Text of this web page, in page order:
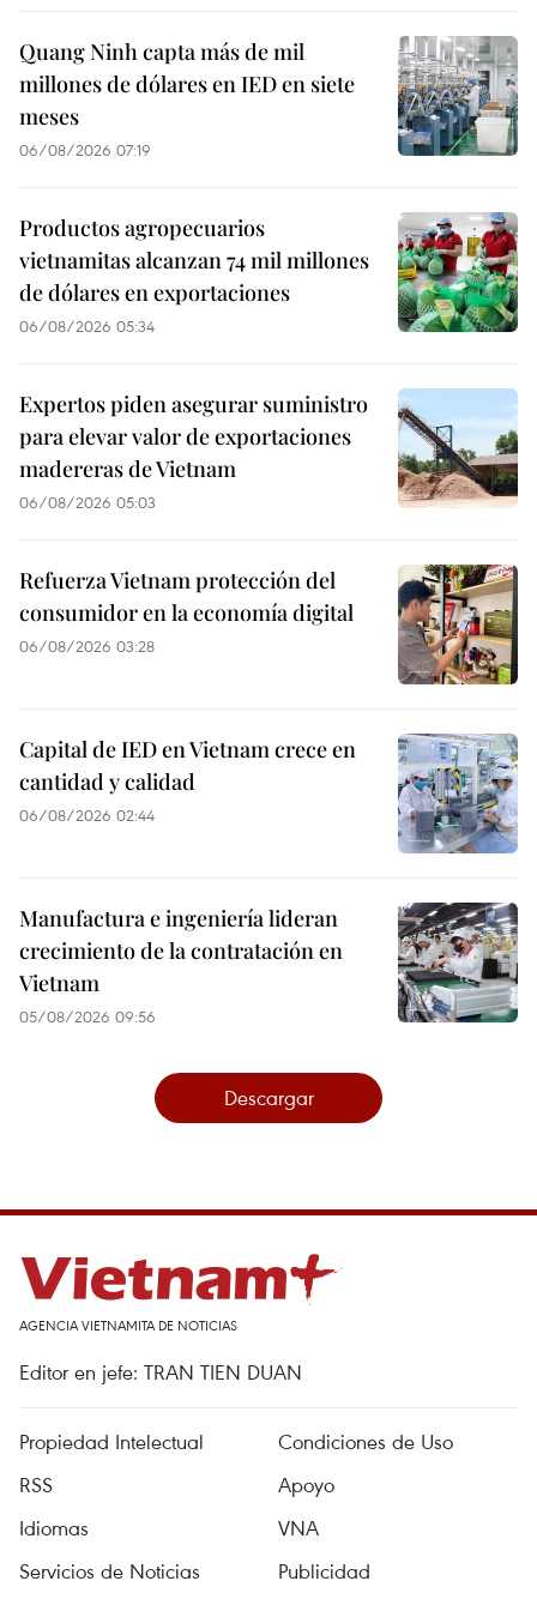
Quang Ninh capta más de mil
millones de dólares en IED en siete
meses
06/08/2026 07:19
Productos agropecuarios
vietnamitas alcanzan 74 mil millones
de dólares en exportaciones
06/08/2026 05:34
Expertos piden asegurar suministro
para elevar valor de exportaciones
madereras de Vietnam
06/08/2026 05:03
Refuerza Vietnam protección del
consumidor en la economía digital
06/08/2026 03:28
Capital de IED en Vietnam crece en
cantidad y calidad
06/08/2026 02:44
Manufactura e ingeniería lideran
crecimiento de la contratación en
Vietnam
05/08/2026 09:56
Descargar
AGENCIA VIETNAMITA DE NOTICIAS
Editor en jefe: TRAN TIEN DUAN
Propiedad Intelectual
Condiciones de Uso
RSS
Apoyo
Idiomas
VNA
Servicios de Noticias
Publicidad